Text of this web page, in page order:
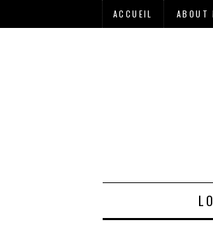
ACCUEIL ABOUT